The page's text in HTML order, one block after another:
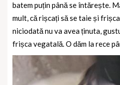
batem puțin până se întărește.
mult, că rișcați să se taie și
niciodată nu va avea ținuta,
frișca vegatală. O dăm la rece